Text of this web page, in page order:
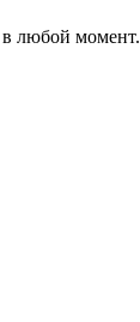
любой момент.